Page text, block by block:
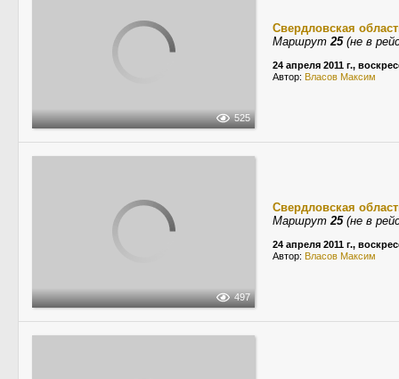
525
Свердловская
Маршрут25(не в
24 апреля 2011 г.,
Автор: Власов Максим
497
Свердловская
Маршрут25(не в
24 апреля 2011 г.,
Автор: Власов Максим